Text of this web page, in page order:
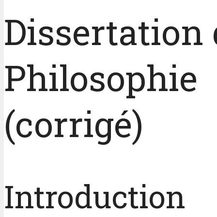
Dissertation
Philosophie
(corrigé)
Introduction